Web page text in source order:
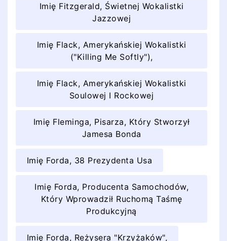
Imię Fitzgerald, Świetnej Wokalistki
Jazzowej
Imię Flack, Amerykańskiej Wokalistki
("Killing Me Softly"),
Imię Flack, Amerykańskiej Wokalistki
Soulowej I Rockowej
Imię Fleminga, Pisarza, Który Stworzył
Jamesa Bonda
Imię Forda, 38 Prezydenta Usa
Imię Forda, Producenta Samochodów,
Który Wprowadził Ruchomą Taśmę
Produkcyjną
Imię Forda, Reżysera "Krzyżaków",